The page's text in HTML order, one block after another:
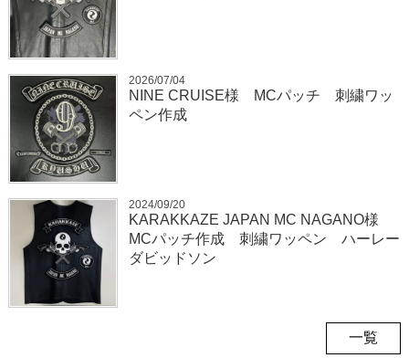
2026/07/04
NINE CRUISE様 MCパッチ 刺繍ワッ
ペン作成
2024/09/20
KARAKKAZE JAPAN MC NAGANO様
MCパッチ作成 刺繍ワッペン ハーレー
ダビッドソン
一覧